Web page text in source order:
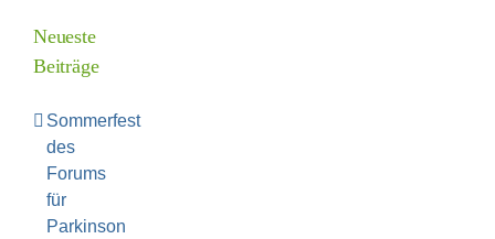
Neueste
Beiträge
Sommerfest
des
Forums
für
Parkinson